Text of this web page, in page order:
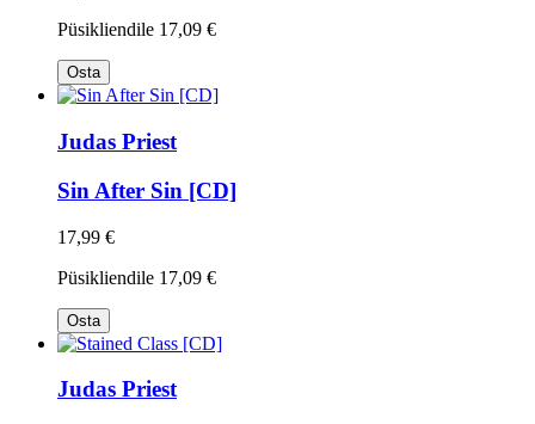
Püsikliendile 17,09 €
Osta
Judas Priest
Sin After Sin [CD]
17,99 €
Püsikliendile 17,09 €
Osta
Judas Priest